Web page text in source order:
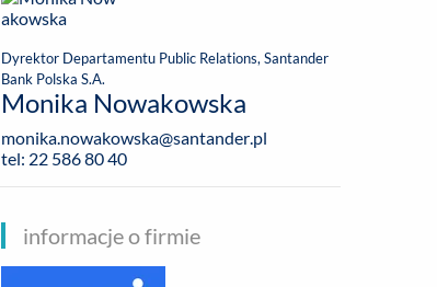
Dyrektor Departamentu Public Relations, Santander
Bank Polska S.A.
Monika Nowakowska
monika.nowakowska@santander.pl
tel: 22 586 80 40
informacje o firmie